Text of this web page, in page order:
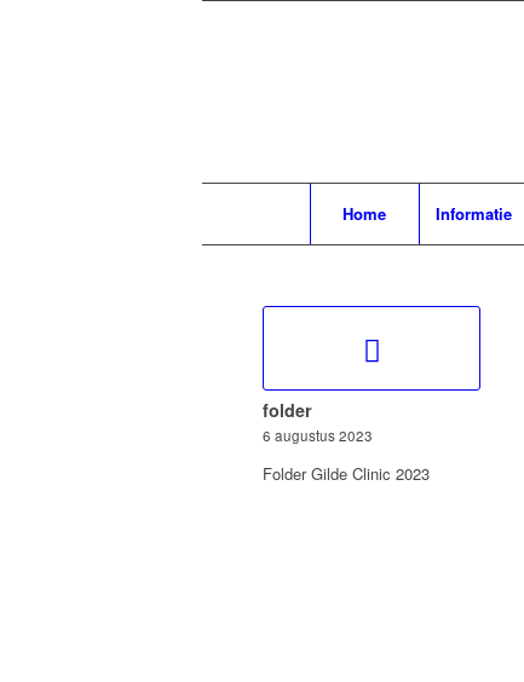
Home Informatie
folder
6 augustus 2023
Folder Gilde Clinic 2023